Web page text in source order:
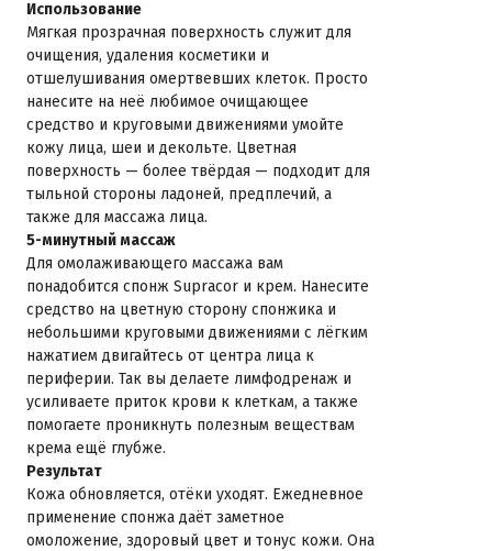
Использование
Мягкая прозрачная поверхность служит для
очищения, удаления косметики и
отшелушивания омертвевших клеток. Просто
нанесите на неё любимое очищающее
средство и круговыми движениями умойте
кожу лица, шеи и декольте. Цветная
поверхность — более твёрдая — подходит для
тыльной стороны ладоней, предплечий, а
также для массажа лица.
5-минутный массаж
Для омолаживающего массажа вам
понадобится спонж Supracor и крем. Нанесите
средство на цветную сторону спонжика и
небольшими круговыми движениями с лёгким
нажатием двигайтесь от центра лица к
периферии. Так вы делаете лимфодренаж и
усиливаете приток крови к клеткам, а также
помогаете проникнуть полезным веществам
крема ещё глубже.
Результат
Кожа обновляется, отёки уходят. Ежедневное
применение спонжа даёт заметное
омоложение, здоровый цвет и тонус кожи. Она